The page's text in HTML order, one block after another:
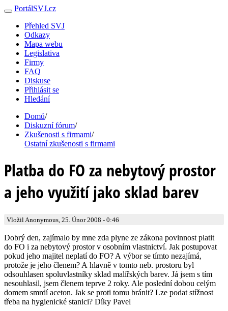
PortálSVJ.cz
Přehled SVJ
Odkazy
Mapa webu
Legislativa
Firmy
FAQ
Diskuse
Přihlásit se
Hledání
Domů/
Diskuzní fórum/
Zkušenosti s firmami/
Ostatní zkušenosti s firmami
Platba do FO za nebytový prostor
a jeho využití jako sklad barev
Vložil Anonymous, 25. Únor 2008 - 0:46
Dobrý den, zajímalo by mne zda plyne ze zákona povinnost platit
do FO i za nebytový prostor v osobním vlastnictví. Jak postupovat
pokud jeho majitel neplatí do FO? A výbor se tímto nezajímá,
protože je jeho členem? A hlavně v tomto neb. prostoru byl
odsouhlasen spoluvlastníky sklad malířských barev. Já jsem s tím
nesouhlasil, jsem členem teprve 2 roky. Ale poslední dobou celým
domem smrdí aceton. Jak se proti tomu bránit? Lze podat stížnost
třeba na hygienické stanici? Díky Pavel